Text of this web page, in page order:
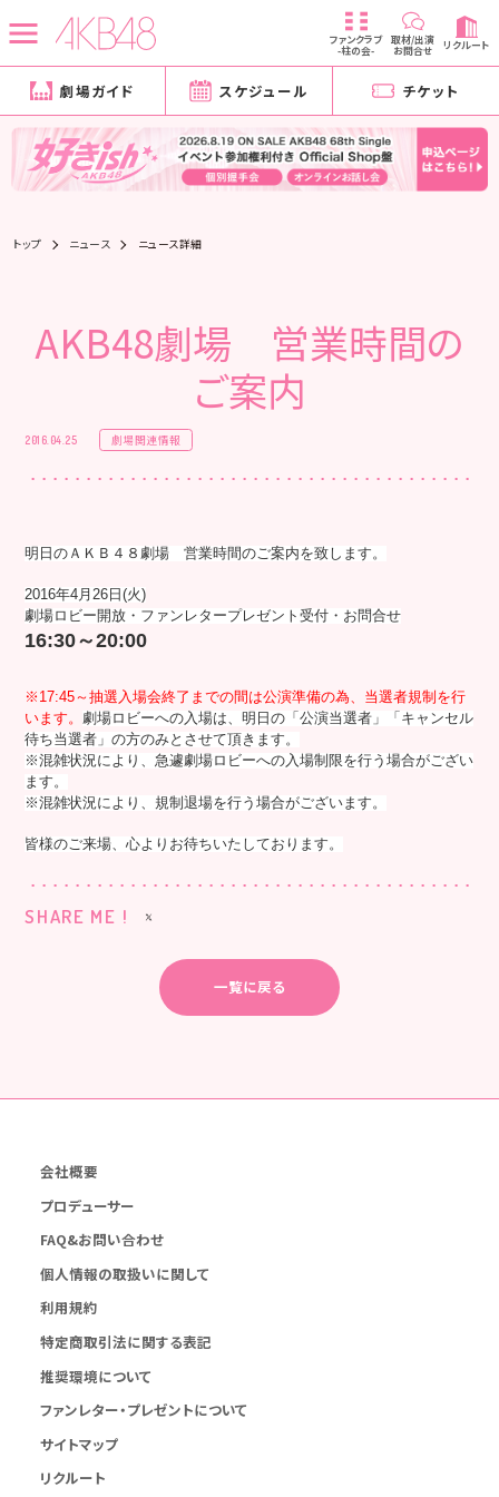
ファンクラブ
-柱の会-
取材/出演
お問合せ リクルート
劇場ガイド スケジュール チケット
トップ ニュース ニュース詳細
AKB48劇場 営業時間の
ご案内
2016.04.25 劇場関連情報
明日のＡＫＢ４８劇場 営業時間のご案内を致します。
2016年4月26日(火)
劇場ロビー開放・ファンレタープレゼント受付・お問合せ
16:30～20:00
※17:45～抽選入場会終了までの間は公演準備の為、当選者規制を行
います。 劇場ロビーへの入場は、明日の「公演当選者」「キャンセル
待ち当選者」の方のみとさせて頂きます。
※混雑状況により、急遽劇場ロビーへの入場制限を行う場合がござい
ます。
※混雑状況により、規制退場を行う場合がございます。
皆様のご来場、心よりお待ちいたしております。
SHARE ME !
一覧に戻る
会社概要
プロデューサー
FAQ&お問い合わせ
個人情報の取扱いに関して
利用規約
特定商取引法に関する表記
推奨環境について
ファンレター・プレゼントについて
サイトマップ
リクルート